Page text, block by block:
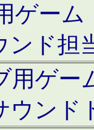
ゲー
ンド担
用ゲー
ウン